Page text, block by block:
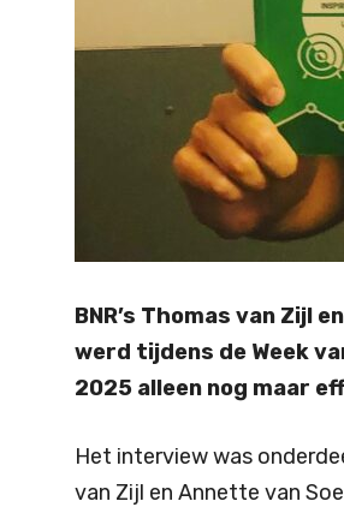
BNR’s Thomas van Zijl
werd tijdens de Week
2025 alleen nog maar
Het interview was
van Zijl en Annette van